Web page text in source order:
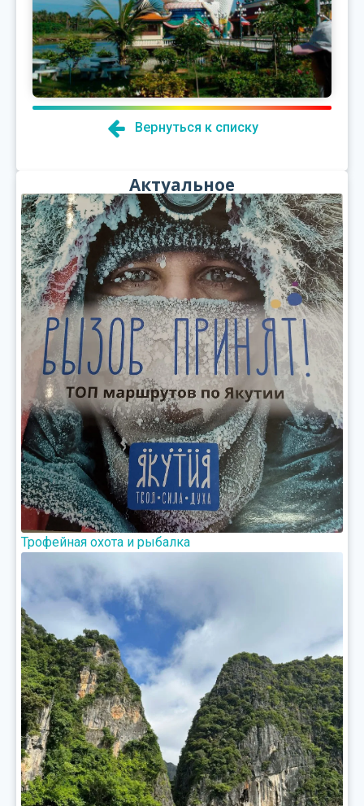
Вернуться к списку
Актуальное
Трофейная охота и рыбалка